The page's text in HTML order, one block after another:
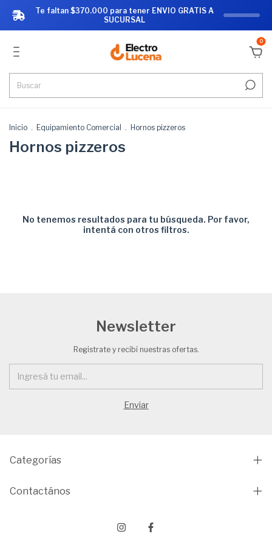
0
Inicio . Equipamiento Comercial . Hornos pizzeros
Hornos pizzeros
No tenemos resultados para tu búsqueda. Por favor,
intentá con otros filtros.
Newsletter
Registrate y recibí nuestras ofertas.
Categorías
Contactános
Te faltan $370.000 para tener ENVIO GRATIS A
SUCURSAL